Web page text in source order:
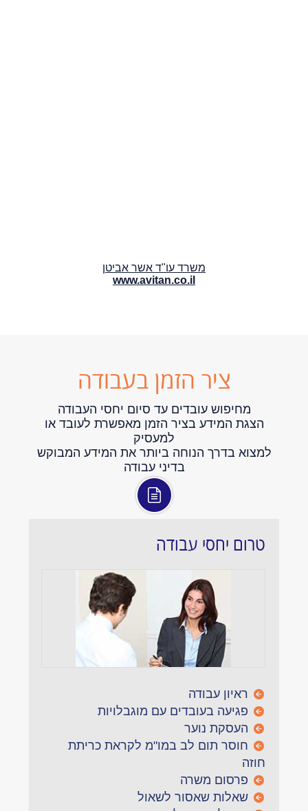
משרד עו"ד אשר אביטן
www.avitan.co.il
ציר הזמן בעבודה
מחיפוש עובדים עד סיום יחסי העבודה
הצגת המידע בציר הזמן מאפשרת לעובד או
למעסיק
למצוא בדרך הנוחה ביותר את המידע המבוקש
בדיני עבודה
טרום יחסי עבודה
ראיון עבודה
פגיעה בעובדים עם מוגבלויות
העסקת נוער
חוסר תום לב במו"מ לקראת כריתת
חוזה
פרסום משרה
שאלות שאסור לשאול